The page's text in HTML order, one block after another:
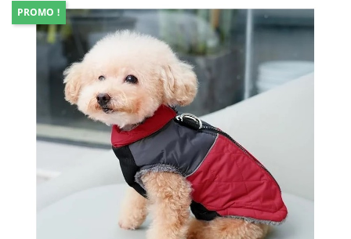
PROMO !